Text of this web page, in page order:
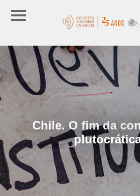
Chile. O fim da